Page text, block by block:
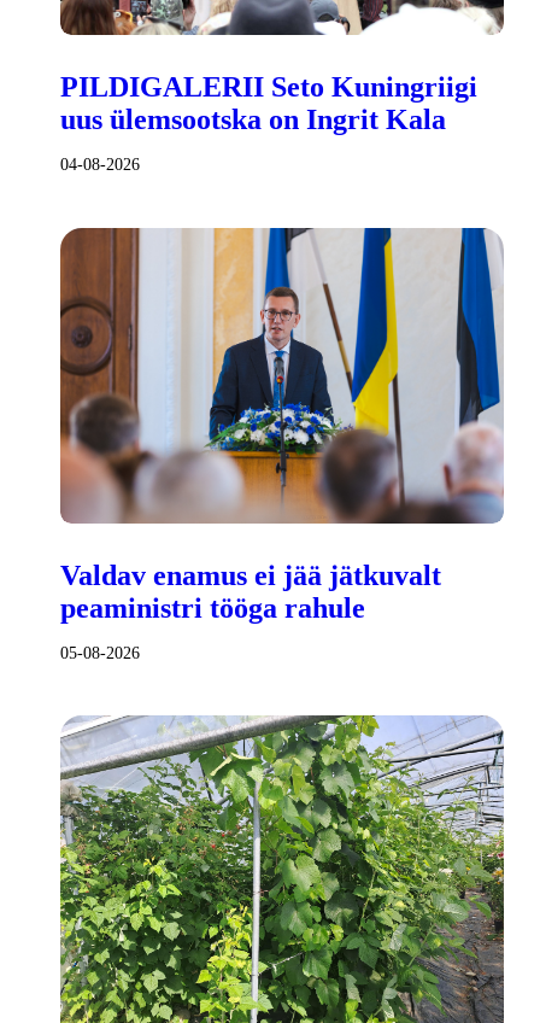
PILDIGALERII Seto Kuningriigi
uus ülemsootska on Ingrit Kala
04-08-2026
Valdav enamus ei jää jätkuvalt
peaministri tööga rahule
05-08-2026